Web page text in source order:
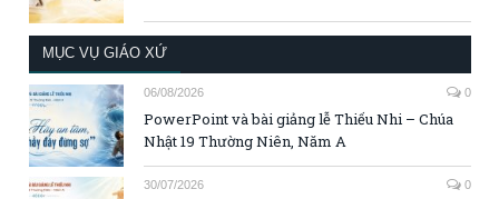
MỤC VỤ GIÁO XỨ
06/08/2026 0
PowerPoint và bài giảng lễ Thiếu Nhi – Chúa
Nhật 19 Thường Niên, Năm A
30/07/2026 0